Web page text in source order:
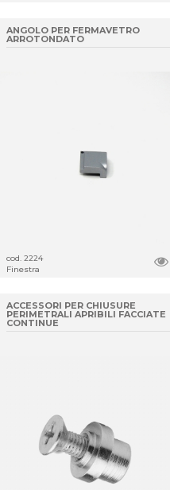
ANGOLO PER FERMAVETRO
ARROTONDATO
cod. 2224
Finestra
ACCESSORI PER CHIUSURE
PERIMETRALI APRIBILI FACCIATE
CONTINUE